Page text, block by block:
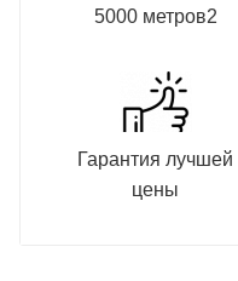
5000 метров2
Гарантия лучшей
цены